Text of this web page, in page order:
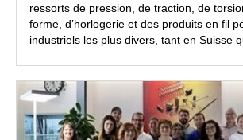
ressorts de pression, de traction, de
forme, d’horlogerie et des produits en fil
industriels les plus divers, tant en Suisse